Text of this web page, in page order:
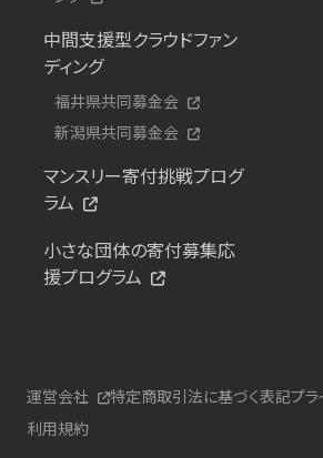
中間支援型クラウドファン
ディング
福井県共同募金会
新潟県共同募金会
マンスリー寄付挑戦プログ
ラム
小さな団体の寄付募集応
援プログラム
運営会社 特定商取引法に基づく表記プラ
利用規約